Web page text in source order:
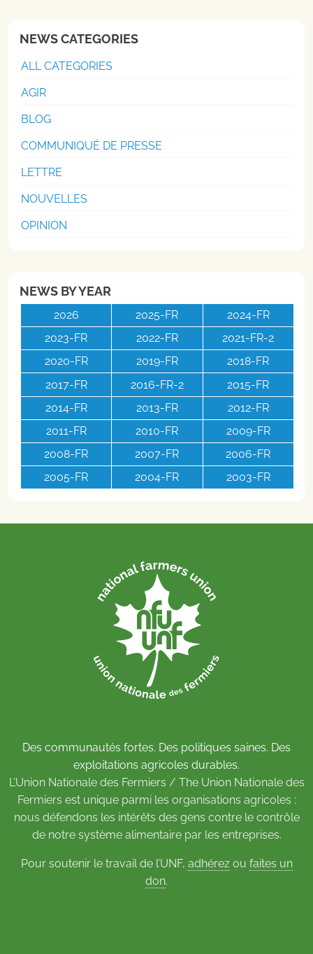
NEWS CATEGORIES
ALL CATEGORIES
AGIR
BLOG
COMMUNIQUÉ DE PRESSE
LETTRE
NOUVELLES
OPINION
NEWS BY YEAR
2026 2025-FR
2024-FR
2023-FR
2022-FR
2021-FR-2
2020-FR
2019-FR
2018-FR
2017-FR
2016-FR-2
2015-FR
2014-FR
2013-FR
2012-FR
2011-FR
2010-FR
2009-FR
2008-FR
2007-FR
2006-FR
2005-FR
2004-FR 2003-FR
Des communautés fortes. Des politiques saines. Des
exploitations agricoles durables.
L’Union Nationale des Fermiers / The Union Nationale des
Fermiers est unique parmi les organisations agricoles :
nous défendons les intérêts des gens contre le contrôle
de notre système alimentaire par les entreprises.
Pour soutenir le travail de l’UNF, adhérezou faites un
don.